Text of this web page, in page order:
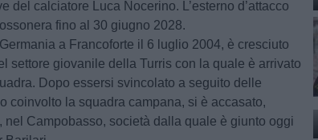
del calciatore Luca Nocerino. L’esterno d’attacco
fino al 30 giugno 2028.
a Francoforte il 6 luglio 2004, è cresciuto
settore giovanile della Turris con la quale è arrivato
Dopo essersi svincolato a seguito delle
coinvolto la squadra campana, si è accasato,
nel Campobasso, società dalla quale è giunto oggi